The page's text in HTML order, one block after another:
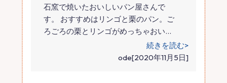
石窯で焼いたおいしいパン屋さんで
す。 おすすめはリンゴと栗のパン。ご
ろごろの栗とリンゴがめっちゃおい…
続きを読む>
ode[2020年11月5日]